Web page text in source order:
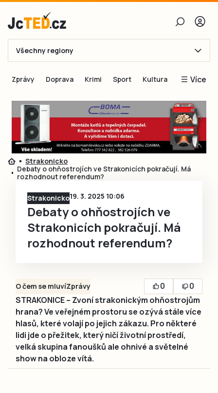
E-mail
Obnovit heslo
Přihlásit se
Přihlásit se přes Facebook
Všechny regiony
Zprávy Doprava Krimi Sport Kultura Více
Blogy
Inspirace
Čtenáři píší
Speciální přílohy
Strakonicko
Debaty o ohňostrojích ve Strakonicích pokračují. Má
rozhodnout referendum?
Strakonicko19. 3. 2025 10:06
Debaty o ohňostrojích ve
Strakonicích pokračují. Má
rozhodnout referendum?
O čem se mluvíZprávy 0
0
STRAKONICE – Zvoní strakonickým ohňostrojům
hrana? Ve veřejném prostoru se ozývá stále více
hlasů, které volají po jejich zákazu. Pro některé
lidi jde o přežitek, který ničí životní prostředí,
velká skupina fanoušků ale ohnivé a světelné
show na obloze vítá.